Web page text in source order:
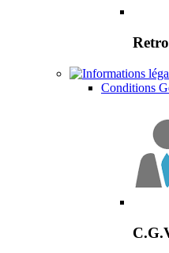
Conditions